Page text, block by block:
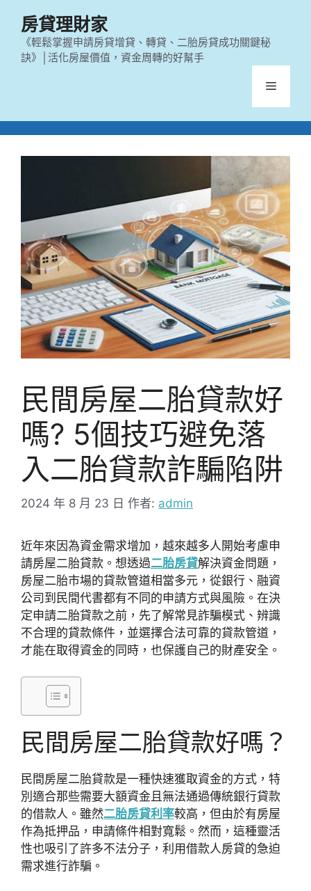
房貸理財家
《輕鬆掌握申請房貸增貸、轉貸、二胎房貸成功關鍵秘
訣》│活化房屋價值，資金周轉的好幫手
選
民間房屋二胎貸款好
嗎? 5個技巧避免落
入二胎貸款詐騙陷阱
2024 年 8 月 23 日 作者: admin
近年來因為資金需求增加，越來越多人開始考慮申
請房屋二胎貸款。想透過二胎房貸解決資金問題，
房屋二胎市場的貸款管道相當多元，從銀行、融資
公司到民間代書都有不同的申請方式與風險。在決
定申請二胎貸款之前，先了解常見詐騙模式、辨識
不合理的貸款條件，並選擇合法可靠的貸款管道，
才能在取得資金的同時，也保護自己的財產安全。
民間房屋二胎貸款好嗎？
民間房屋二胎貸款是一種快速獲取資金的方式，特
別適合那些需要大額資金且無法通過傳統銀行貸款
的借款人。雖然二胎房貸利率較高，但由於有房屋
作為抵押品，申請條件相對寬鬆。然而，這種靈活
性也吸引了許多不法分子，利用借款人房貸的急迫
需求進行詐騙。